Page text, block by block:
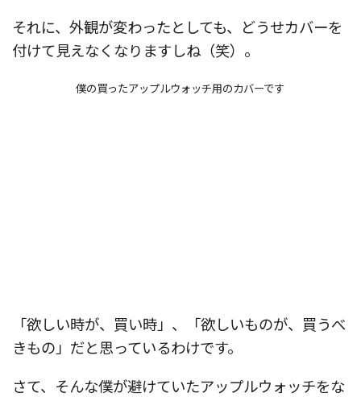
それに、外観が変わったとしても、どうせカバーを
付けて見えなくなりますしね（笑）。
僕の買ったアップルウォッチ用のカバーです
「欲しい時が、買い時」、「欲しいものが、買うべ
きもの」だと思っているわけです。
さて、そんな僕が避けていたアップルウォッチをな